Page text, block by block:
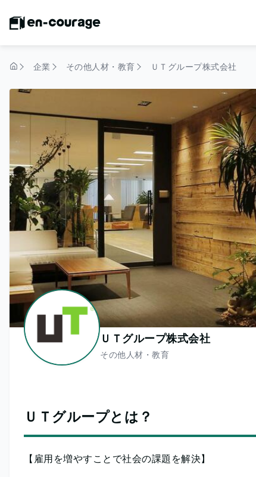
企業 その他人材・教育 ＵＴグループ株式会社
ＵＴグループ株式会社
その他人材・教育
ＵＴグループとは？
【雇用を増やすことで社会の課題を解決】